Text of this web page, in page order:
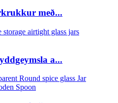
með...
a...